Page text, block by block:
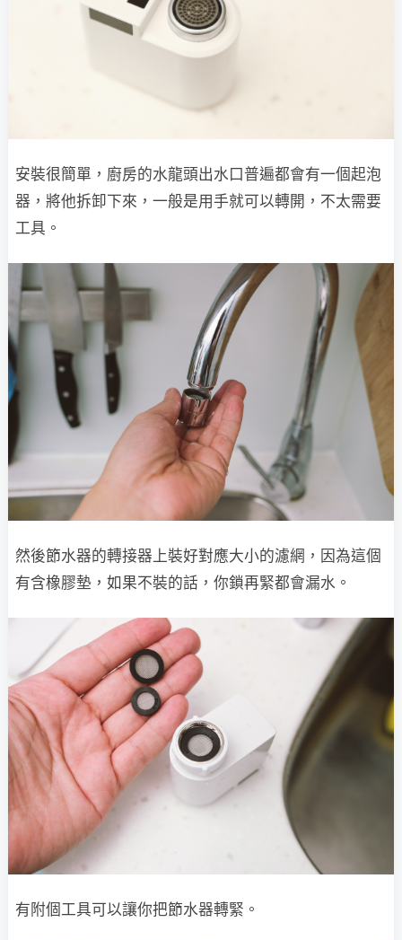
安裝很簡單，廚房的水龍頭出水口普遍都會有一個起泡
器，將他拆卸下來，一般是用手就可以轉開，不太需要
工具。
然後節水器的轉接器上裝好對應大小的濾網，因為這個
有含橡膠墊，如果不裝的話，你鎖再緊都會漏水。
有附個工具可以讓你把節水器轉緊。